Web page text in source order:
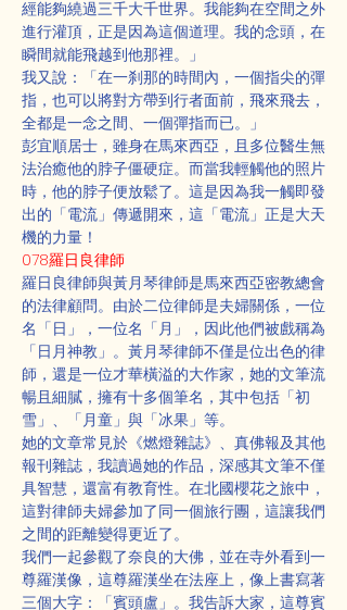
經能夠繞過三千大千世界。我能夠在空間之外
進行灌頂，正是因為這個道理。我的念頭，在
瞬間就能飛越到他那裡。」
我又說：「在一刹那的時間內，一個指尖的彈
指，也可以將對方帶到行者面前，飛來飛去，
全都是一念之間、一個彈指而已。」
彭宜順居士，雖身在馬來西亞，且多位醫生無
法治癒他的脖子僵硬症。而當我輕觸他的照片
時，他的脖子便放鬆了。這是因為我一觸即發
出的「電流」傳遞開來，這「電流」正是大天
機的力量！
078羅日良律師
羅日良律師與黃月琴律師是馬來西亞密教總會
的法律顧問。由於二位律師是夫婦關係，一位
名「日」，一位名「月」，因此他們被戲稱為
「日月神教」。黃月琴律師不僅是位出色的律
師，還是一位才華橫溢的大作家，她的文筆流
暢且細膩，擁有十多個筆名，其中包括「初
雪」、「月童」與「冰果」等。
她的文章常見於《燃燈雜誌》、真佛報及其他
報刊雜誌，我讀過她的作品，深感其文筆不僅
具智慧，還富有教育性。在北國櫻花之旅中，
這對律師夫婦參加了同一個旅行團，這讓我們
之間的距離變得更近了。
我們一起參觀了奈良的大佛，並在寺外看到一
尊羅漢像，這尊羅漢坐在法座上，像上書寫著
三個大字：「賓頭盧」。我告訴大家，這尊賓